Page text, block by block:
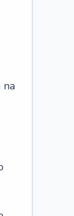
na